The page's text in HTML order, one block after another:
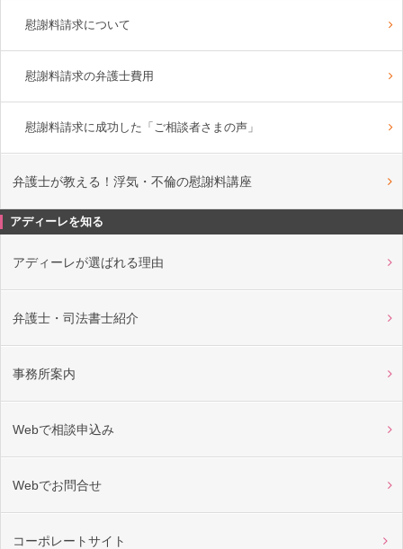
慰謝料請求について
慰謝料請求の弁護士費用
慰謝料請求に成功した「ご相談者さまの声」
弁護士が教える！浮気・不倫の慰謝料講座
アディーレを知る
アディーレが選ばれる理由
弁護士・司法書士紹介
事務所案内
Webで相談申込み
Webでお問合せ
コーポレートサイト